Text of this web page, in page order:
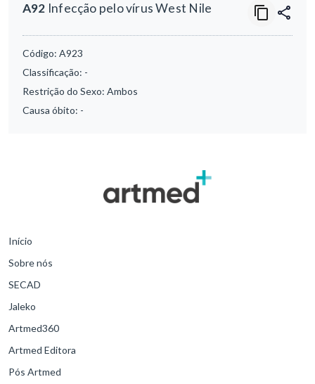
A92 Infecção pelo vírus West Nile
Código: A923
Classificação: -
Restrição do Sexo: Ambos
Causa óbito: -
Início
Sobre nós
SECAD
Jaleko
Artmed360
Artmed Editora
Pós Artmed